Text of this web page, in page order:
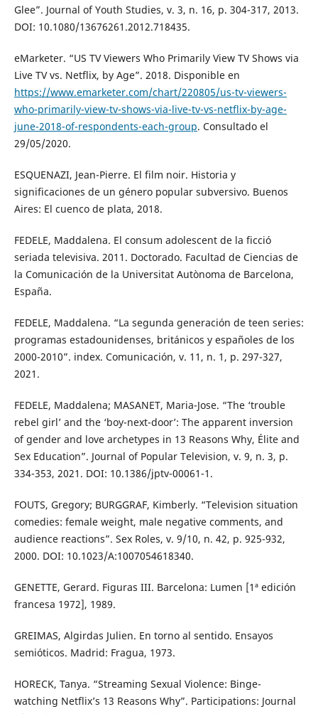
Glee”. Journal of Youth Studies, v. 3, n. 16, p. 304-317, 2013.
DOI: 10.1080/13676261.2012.718435.
eMarketer. “US TV Viewers Who Primarily View TV Shows via
Live TV vs. Netflix, by Age”. 2018. Disponible en
https://www.emarketer.com/chart/220805/us-tv-viewers-
who-primarily-view-tv-shows-via-live-tv-vs-netflix-by-age-
june-2018-of-respondents-each-group. Consultado el
29/05/2020.
ESQUENAZI, Jean-Pierre. El film noir. Historia y
significaciones de un género popular subversivo. Buenos
Aires: El cuenco de plata, 2018.
FEDELE, Maddalena. El consum adolescent de la ficció
seriada televisiva. 2011. Doctorado. Facultad de Ciencias de
la Comunicación de la Universitat Autònoma de Barcelona,
España.
FEDELE, Maddalena. “La segunda generación de teen series:
programas estadounidenses, británicos y españoles de los
2000-2010”. index. Comunicación, v. 11, n. 1, p. 297-327,
2021.
FEDELE, Maddalena; MASANET, Maria-Jose. “The ‘trouble
rebel girl’ and the ‘boy-next-door’: The apparent inversion
of gender and love archetypes in 13 Reasons Why, Élite and
Sex Education”. Journal of Popular Television, v. 9, n. 3, p.
334-353, 2021. DOI: 10.1386/jptv-00061-1.
FOUTS, Gregory; BURGGRAF, Kimberly. “Television situation
comedies: female weight, male negative comments, and
audience reactions”. Sex Roles, v. 9/10, n. 42, p. 925-932,
2000. DOI: 10.1023/A:1007054618340.
GENETTE, Gerard. Figuras III. Barcelona: Lumen [1ª edición
francesa 1972], 1989.
GREIMAS, Algirdas Julien. En torno al sentido. Ensayos
semióticos. Madrid: Fragua, 1973.
HORECK, Tanya. “Streaming Sexual Violence: Binge-
watching Netflix’s 13 Reasons Why”. Participations: Journal